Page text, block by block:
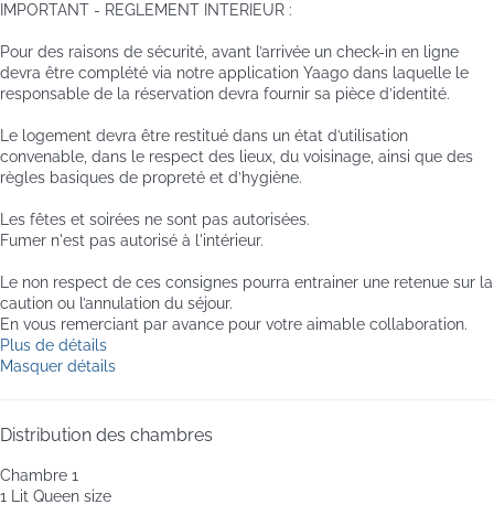
IMPORTANT - REGLEMENT INTERIEUR :
Pour des raisons de sécurité, avant l’arrivée un check-in en ligne
devra être complété via notre application Yaago dans laquelle le
responsable de la réservation devra fournir sa pièce d’identité.
Le logement devra être restitué dans un état d’utilisation
convenable, dans le respect des lieux, du voisinage, ainsi que des
règles basiques de propreté et d’hygiène.
Les fêtes et soirées ne sont pas autorisées.
Fumer n'est pas autorisé à l'intérieur.
Le non respect de ces consignes pourra entrainer une retenue sur la
caution ou l’annulation du séjour.
En vous remerciant par avance pour votre aimable collaboration.
Plus de détails
Masquer détails
Distribution des chambres
Chambre 1
1 Lit Queen size